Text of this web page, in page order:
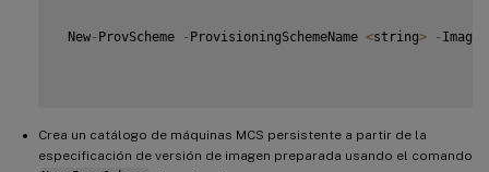
New- ProvScheme - ProvisioningSchemeName <string> -
Crea un catálogo de máquinas MCS persistente a partir de la
especificación de versión de imagen preparada usando el comando